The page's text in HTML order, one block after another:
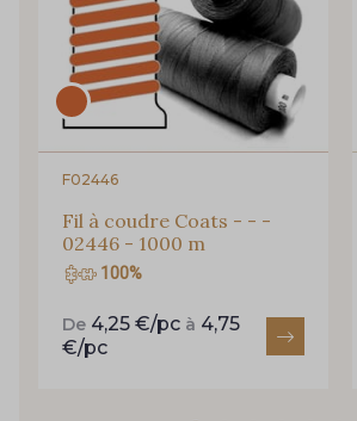
F02446
Fil à coudre Coats - - -
02446 - 1000 m
100%
De 4,25 €/pc à 4,75
€/pc
Recevez chaque semaine un clin
nouveautés, d’inspirations et de
Je m'abonne à la